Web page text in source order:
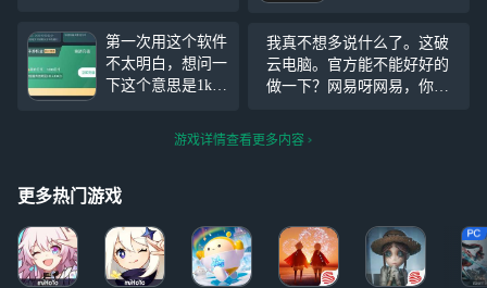
戏一起玩吧~ https://cg.163.co
m?page=live&user_id=6
心理，我也同时被
系统封号过，在这
5年后甚至以后，
第一次用这个软件
不太明白，想问一
下这个意思是1k云
解答了谢谢><…！
我真不想多说什么了。这破
云电脑。官方能不能好好的
做一下？网易呀网易，你这
好做一下？明明网络速度很
游戏详情查看更多内容
更多热门游戏